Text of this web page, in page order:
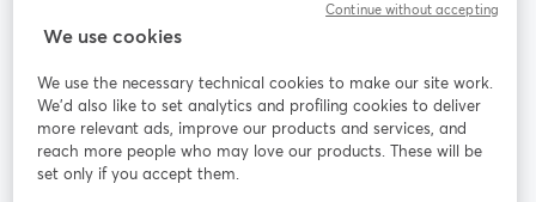
StreamYard：
参加する
ライ
ンセ
Facebook
新しいタブで開く(Twitter)
YouTube
We use cookies
We use the necessary technical cookies to make our site work.
We'd also like to set analytics and profiling cookies to deliver
more relevant ads, improve our products and services, and
reach more people who may love our products. These will be
set only if you accept them.
Continue without accepting